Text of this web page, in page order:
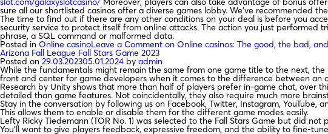
sure all our shortlisted casinos offer a diverse games lobby. We’ve recommended
The time to find out if there are any other conditions on your deal is before you
security service to protect itself from online attacks. The action you just performed
phrase, a SQL command or malformed data.
Posted in Online casinoLeave a Comment on Online casinos: The good, the bad,
Arizona Fall League Fall Stars Game 2023
Posted on 29.03.202305.01.2024 by admin
While the fundamentals might remain the same from one game title to the next,
front and center for game developers when it comes to the difference between
Research by Unity shows that more than half of players prefer in-game chat, over
detailed than game features. Not coincidentally, they also require much more
Stay in the conversation by following us on Facebook, Twitter, Instagram, YouTube,
This allows them to enable or disable them for the different game modes easily.
Lefty Ricky Tiedemann (TOR No. 1) was selected to the Fall Stars Game but did not
You’ll want to give players feedback, expressive freedom, and the ability to fine-